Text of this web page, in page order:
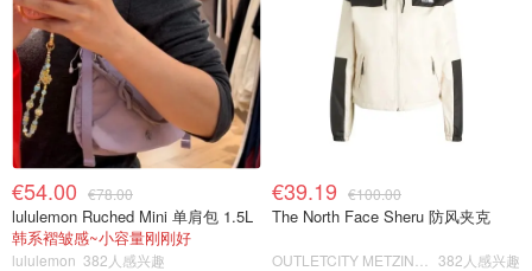
€54.00 €78.00
lululemon Ruched Mini 单肩包 1.5L
韩系褶皱感~小容量刚刚好
lululemon 382人感兴趣
€39.19 €100.00
The North Face Sheru 防风夹克
382人感兴趣